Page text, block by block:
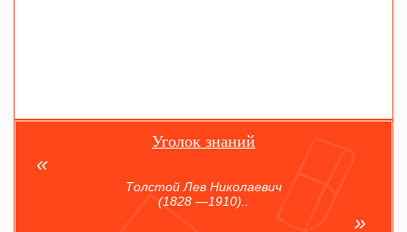
Уголок знаний
Толстой Лев Николаевич
(1828 —1910)..